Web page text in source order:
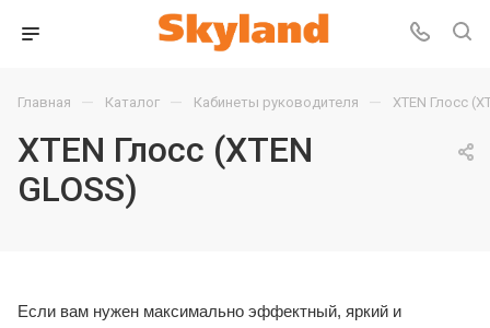
Главная — Каталог — Кабинеты руководителя — XTEN Глосс
XTEN Глосс (XTEN
GLOSS)
Если вам нужен максимально эффектный, яркий и